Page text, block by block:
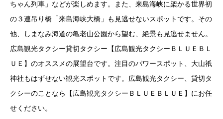
ちゃん列車」などが楽しめます。また、来島海峡に架かる世界初
の３連吊り橋「来島海峡大橋」も見逃せないスポットです。その
他、しまなみ海道の亀老山公園から望む、絶景も見逃せません。
広島観光タクシー貸切タクシー【広島観光タクシーＢＬＵＥＢＬ
ＵＥ】のオススメの展望台です。注目のパワースポット、大山祇
神社もはずせない観光スポットです。広島観光タクシー、貸切タ
クシーのことなら【広島観光タクシーＢＬＵＥＢＬＵＥ】にお任
せください。